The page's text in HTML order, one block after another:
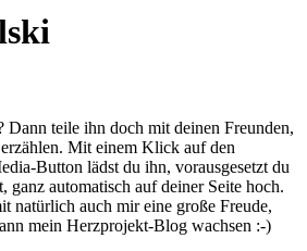
Dann teile ihn doch mit deinen Freunden,
Mit einem Klick auf den
Button lädst du ihn, vorausgesetzt du
ganz automatisch auf deiner Seite hoch.
natürlich auch mir eine große Freude,
mein Herzprojekt-Blog wachsen :-)